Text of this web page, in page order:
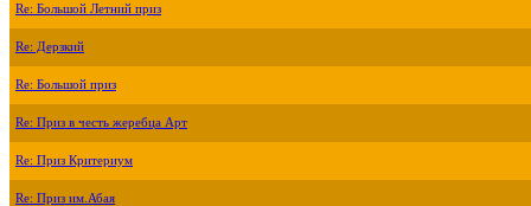
Re: Большой Летний приз
Re: Дерзкий
Re: Большой приз
Re: Приз в честь жеребца Арт
Re: Приз Критериум
Re: Приз им.Абая